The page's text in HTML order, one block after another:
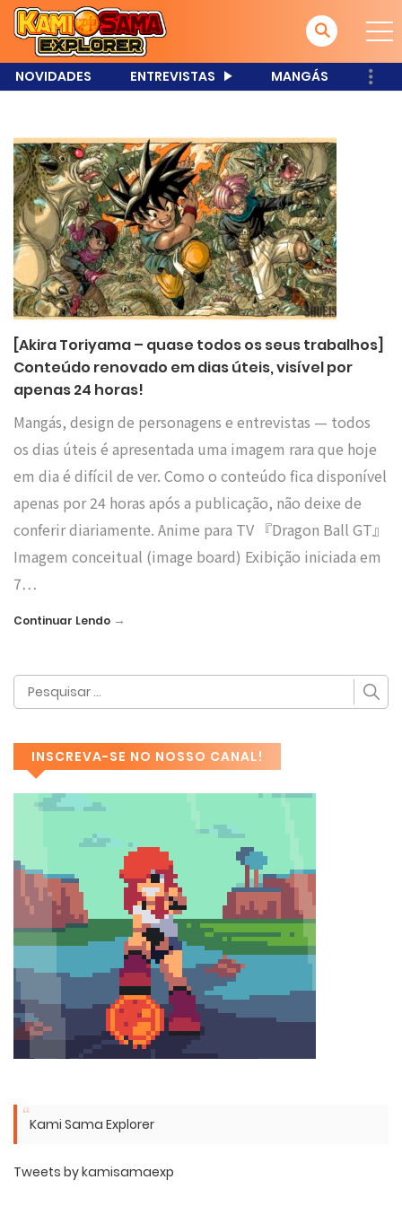
NOVIDADES ENTREVISTAS MANGÁS
[Akira Toriyama – quase todos os seus trabalhos]
Conteúdo renovado em dias úteis, visível por
apenas 24 horas!
Mangás, design de personagens e entrevistas — todos
os dias úteis é apresentada uma imagem rara que hoje
em dia é difícil de ver. Como o conteúdo fica disponível
apenas por 24 horas após a publicação, não deixe de
conferir diariamente. Anime para TV 『Dragon Ball GT』
Imagem conceitual (image board) Exibição iniciada em
7…
Continuar Lendo →
INSCREVA-SE NO NOSSO CANAL!
Kami Sama Explorer
Tweets by kamisamaexp